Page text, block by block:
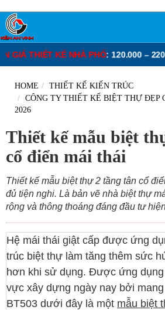
PHỐ: 120.000 – 220.000 VNĐ/M2.
HOME
THIẾT KẾ KIẾN TRÚC
CÔNG TY THIẾT KẾ BIỆT THỰ ĐẸP
2026
Thiết kế mẫu biệt
cổ điển mái thái
Thiết kế mẫu biệt thự 2 tầng tân cổ
đủ tiện nghi. Là bản vẽ nhà biệt thự
rộng và thông thoáng đáng đầu tư
Hệ mái thái giật cấp được ứng
trúc biệt thự làm tăng thêm sức
hơn khi sử dụng. Được ứng
vực xây dựng ngày nay bởi
BT503 dưới đây là một mẫu biệt